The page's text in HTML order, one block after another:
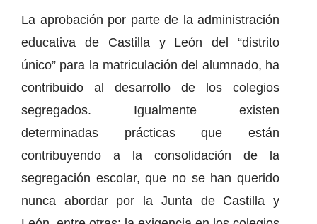
La aprobación por parte de la administración
educativa de Castilla y León del “distrito
único” para la matriculación del alumnado, ha
contribuido al desarrollo de los colegios
segregados. Igualmente existen
determinadas prácticas que están
contribuyendo a la consolidación de la
segregación escolar, que no se han querido
nunca abordar por la Junta de Castilla y